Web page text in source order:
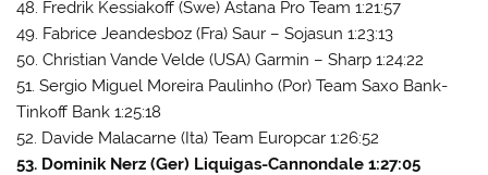
48. Fredrik Kessiakoff (Swe) Astana Pro Team 1:21:57
49. Fabrice Jeandesboz (Fra) Saur – Sojasun 1:23:13
50. Christian Vande Velde (USA) Garmin – Sharp 1:24:22
51. Sergio Miguel Moreira Paulinho (Por) Team Saxo Bank-
Tinkoff Bank 1:25:18
52. Davide Malacarne (Ita) Team Europcar 1:26:52
53. Dominik Nerz (Ger) Liquigas-Cannondale 1:27:05